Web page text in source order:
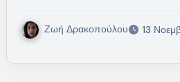
Ζωή Δρακοπούλου 13